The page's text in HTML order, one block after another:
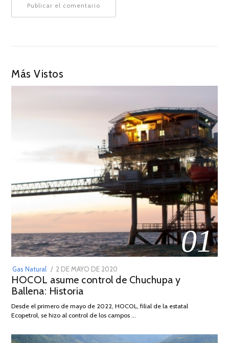
Más Vistos
01
Gas Natural
POSTED
ON
2 DE MAYO DE 2020
DE
2026
HOCOL asume control de Chuchupa y
Ballena: Historia
Desde el primero de mayo de 2022, HOCOL, filial de la estatal
Ecopetrol, se hizo al control de los campos …